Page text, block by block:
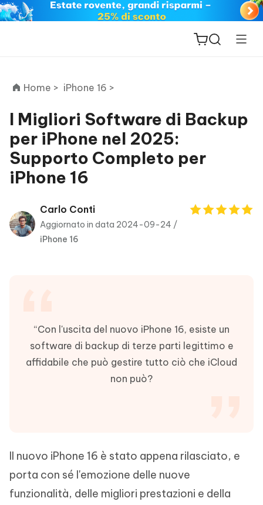
ReiBoot
for iOS
PDNob
PDF
Editor
Home > iPhone 16 >
I Migliori Software di Backup
per iPhone nel 2025:
Supporto Completo per
iPhone 16
Carlo Conti
Aggiornato in data 2024-09-24 /
iPhone 16
“Con l'uscita del nuovo iPhone 16, esiste un
software di backup di terze parti legittimo e
affidabile che può gestire tutto ciò che iCloud
non può?
Il nuovo iPhone 16 è stato appena rilasciato, e
porta con sé l'emozione delle nuove
funzionalità, delle migliori prestazioni e della